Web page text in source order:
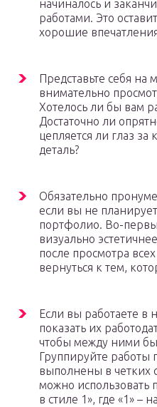
начиналось и
работами. Это
хорошие
Представьте себя на
внимательно
Хотелось ли бы вам
Достаточно ли
цепляется ли глаз
деталь?
Обязательно
если вы не
портфолио. Во-
визуально
после просмотра
вернуться к тем,
Если вы работаете в
показать их
чтобы между ними
Группируйте работы
выполнены в четких
можно использовать
в стиле 1», где «1» –